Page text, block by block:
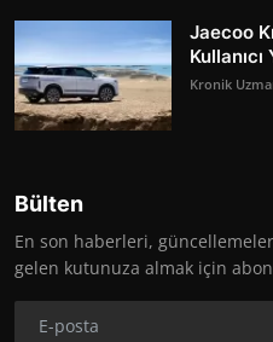
Jaecoo
Kullanıcı
Kronik
Bülten
En son haberleri,
gelen kutunuza almak için